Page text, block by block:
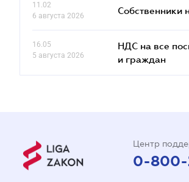
11.02
6 августа 2026
Собственники
16.05
5 августа 2026
НДС на все
и граждан
Центр
0-800-